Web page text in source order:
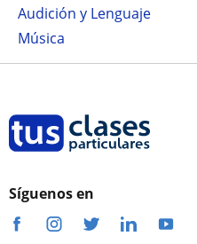
Audición y Lenguaje
Música
Síguenos en